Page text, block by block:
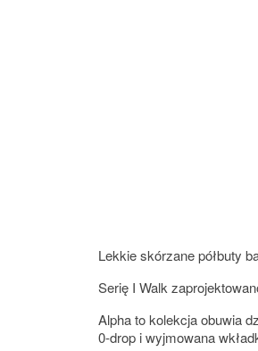
Lekkie skórzane półbuty
Serię I Walk
Alpha to kolekcja obuwia
0-drop i wyjmowana